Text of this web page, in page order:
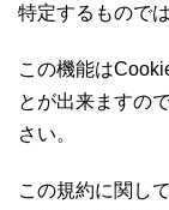
特定するもので
この機能は
とが出来ますの
さい。
この規約に関し